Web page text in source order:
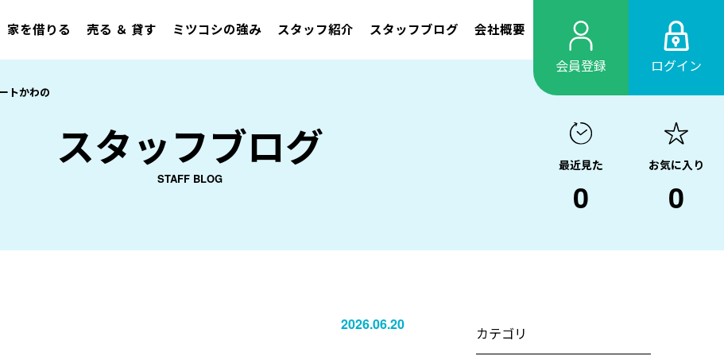
家を借りる 売る ＆ 貸す ミツコシの強み スタッフ紹介 スタッフブログ 会社概要
会員登録 ログイン
スタッフブログ
STAFF BLOG
トかわの
最近見た
0
お気に入り
0
2026.06.20
カテゴリ